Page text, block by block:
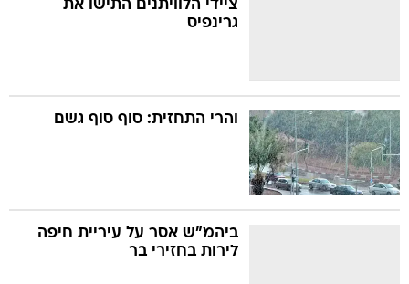
ציידי הלוויתנים התישו את
גרינפיס
והרי התחזית: סוף סוף גשם
ביהמ"ש אסר על עיריית חיפה
לירות בחזירי בר